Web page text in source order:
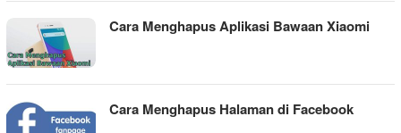
Cara Menghapus Aplikasi Bawaan Xiaomi
Cara Menghapus Halaman di Facebook